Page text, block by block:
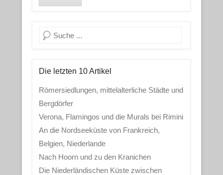
Search
Die letzten 10 Artikel
Römersiedlungen, mittelalterliche Städte und
Bergdörfer
Verona, Flamingos und die Murals bei Rimini
An die Nordseeküste von Frankreich,
Belgien, Niederlande
Nach Hoorn und zu den Kranichen
Die Niederländischen Küste zwischen